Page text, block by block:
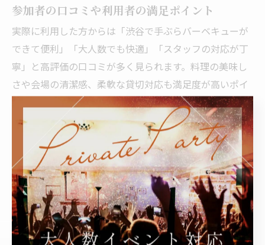
参加者の口コミや利用者の満足ポイント
実際に利用した方からは「渋谷で手ぶらバーベキューが
できて便利」「大人数でも快適」「スタッフの対応が丁
寧」と高評価の口コミが多く見られます。料理の美味し
さや会場の清潔感、柔軟な貸切対応も満足度が高いポイ
ントです。参加者の笑顔が集まる会場です。
DeBargeの口コミ評価
空き状況を確認する
おしゃれな内装と写真映えスポット
渋谷らしいエッジの効いたおしゃれな内装もDeBargeの
特長。フォトスポットも複数用意されており、SNS映え
する雰囲気がパーティーの盛り上げに一役買います。照
明や装飾も自由にアレンジできるため、イベントのイメ